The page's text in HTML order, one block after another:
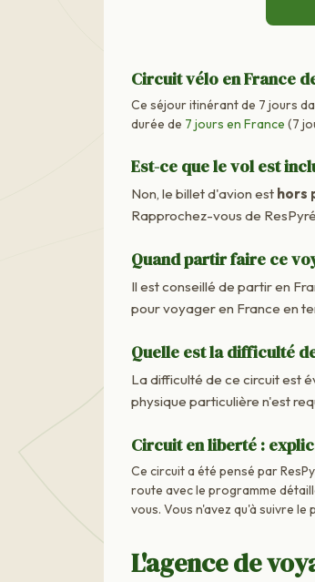
Circuit vélo en France
Ce séjour itinérant de 7 jours
durée de 7 jours en France (7
Est-ce que le vol est
Non, le billet d'avion est hors
Rapprochez-vous de
Quand partir faire ce
Il est conseillé de partir en
pour voyager en France en
Quelle est la difficulté
La difficulté de ce circuit est
physique particulière n'est
Circuit en liberté :
Ce circuit a été pensé par
route avec le programme
vous. Vous n'avez qu'à suivre
L'agence de